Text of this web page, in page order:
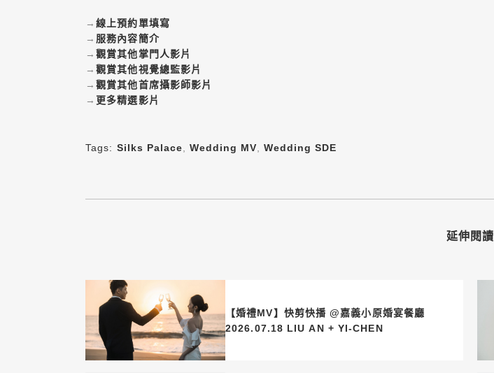
→線上預約單填寫
→ 服務內容簡介
→觀賞其他掌門人影片
→觀賞其他視覺總監影片
→觀賞其他首席攝影師影片
→ 更多精選影片
Tags: Silks Palace Wedding MV ,Wedding SDE
延伸閱讀
【婚禮MV】快剪快播 @嘉義小原婚宴餐廳
2026.07.18 LIU AN + YI-CHEN